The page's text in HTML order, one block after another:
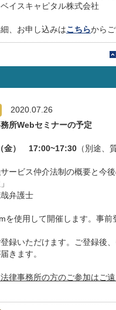
ベイスキャピタル株式会社
、お申し込みはこちらからご
2020.07.26
所Webセミナーの予定
金） 17:00~17:30 （別途、
サービス仲介法制の概要と今
哉弁護士
を使用して開催します。事前
録いただけます。ご登録後
きます。
律事務所の方のご参加はご